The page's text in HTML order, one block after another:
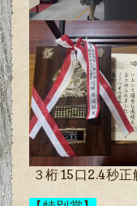
３桁15口2.4秒正